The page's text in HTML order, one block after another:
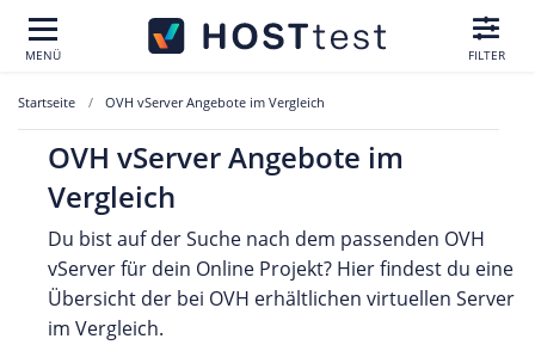
MENÜ FILTER
Startseite OVH vServer Angebote im Vergleich
OVH vServer Angebote im
Vergleich
Du bist auf der Suche nach dem passenden OVH
vServer für dein Online Projekt? Hier findest du eine
Übersicht der bei OVH erhältlichen virtuellen Server
im Vergleich.